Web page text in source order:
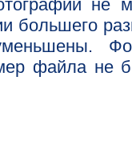
не
большего
файла не